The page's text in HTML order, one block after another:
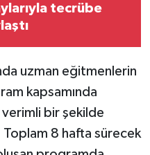
tecrübe
uzman eğitmenlerin
kapsamında
verimli bir şekilde
Toplam 8 hafta sürecek